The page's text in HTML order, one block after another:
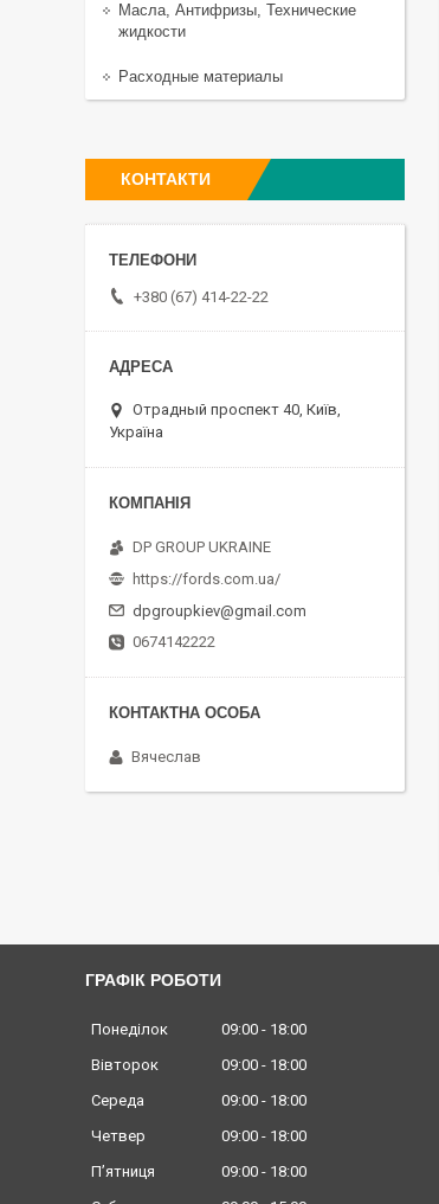
Масла, Антифризы, Технические
жидкости
Расходные материалы
КОНТАКТИ
+380 (67) 414-22-22
Отрадный проспект 40, Київ,
Україна
DP GROUP UKRAINE
https://fords.com.ua/
dpgroupkiev@gmail.com
0674142222
Вячеслав
ГРАФІК РОБОТИ
Понеділок 09:00
18:00
Вівторок
09:00
18:00
Середа
09:00
18:00
Четвер
09:00
18:00
Пʼятниця
09:00
18:00